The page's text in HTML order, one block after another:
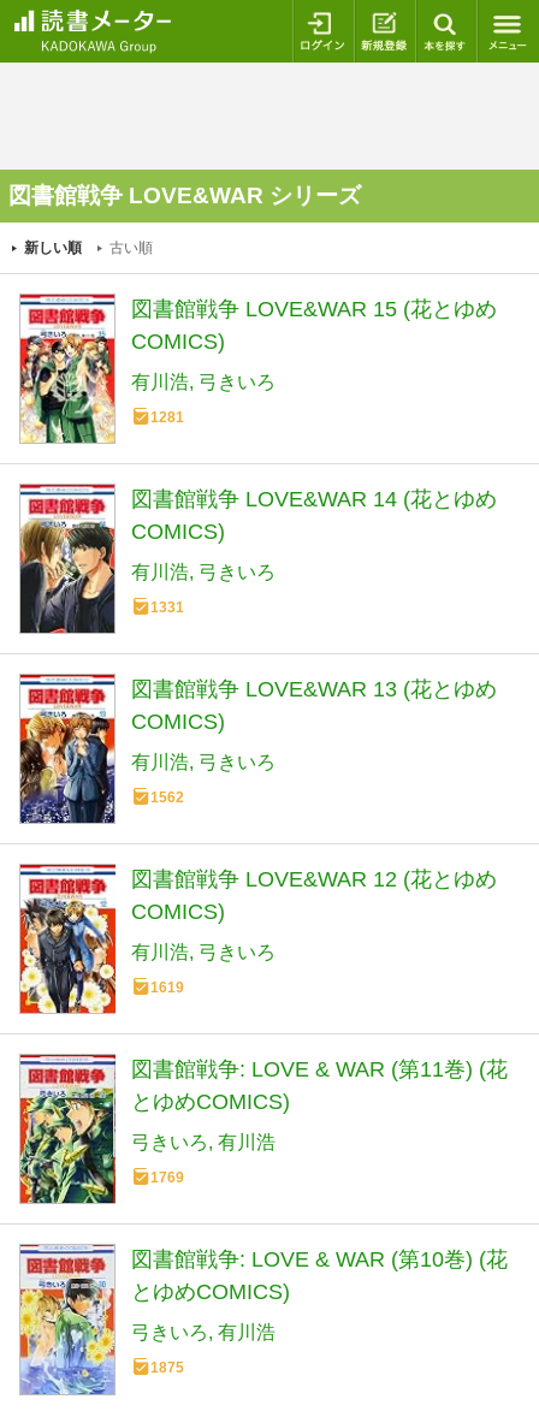
ログイン 新規登録
図書館戦争 LOVE&WAR シリーズ
新しい順 古い順
図書館戦争 LOVE&WAR 15 (花とゆめ
COMICS)
有川浩 弓きいろ
1281
図書館戦争 LOVE&WAR 14 (花とゆめ
COMICS)
有川浩 弓きいろ
1331
図書館戦争 LOVE&WAR 13 (花とゆめ
COMICS)
有川浩 弓きいろ
1562
図書館戦争 LOVE&WAR 12 (花とゆめ
COMICS)
有川浩 弓きいろ
1619
図書館戦争: LOVE & WAR (第11巻) (花
とゆめCOMICS)
弓きいろ 有川浩
1769
図書館戦争: LOVE & WAR (第10巻) (花
とゆめCOMICS)
弓きいろ 有川浩
1875